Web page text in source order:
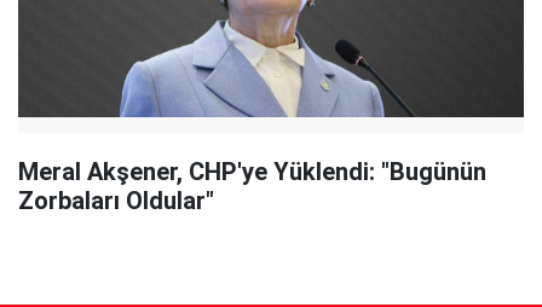
Meral Akşener, CHP'ye Yüklendi: "Bugünün
Zorbaları Oldular"